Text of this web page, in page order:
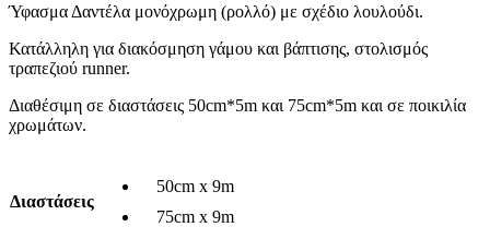
Ύφασμα Δαντέλα μονόχρωμη (ρολλό) με σχέδιο λουλούδι.
Κατάλληλη για διακόσμηση γάμου και βάπτισης, στολισμός
τραπεζιού runner.
Διαθέσιμη σε διαστάσεις 50cm*5m και 75cm*5m και σε ποικιλία
χρωμάτων.
Διαστάσεις
50cm x 9m
75cm x 9m